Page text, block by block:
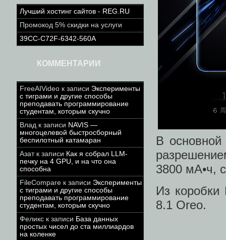
Лучший хостинг сайтов - REG.RU
Промокод 5% скидки на услуги
39CC-C72F-6342-560A
КОММЕНТАРИИ
FreeAIVideo к записи Эксперименты
с тиграми и другие способы
преподавать программирование
студентам, которым скучно
Влад к записи NAVIS —
многоцелевой быстросборный
беспилотный катамаран
Азатк записи Как я собрал LLM-
печку на 4 GPU, и на что она
способна
FileCompare к записи Эксперименты
с тиграми и другие способы
преподавать программирование
студентам, которым скучно
Феликс к записи База данных
простых чисел до ста миллиардов
на коленке
В основной
3800 мА•ч,
Из коробки
8.1 Оreo.